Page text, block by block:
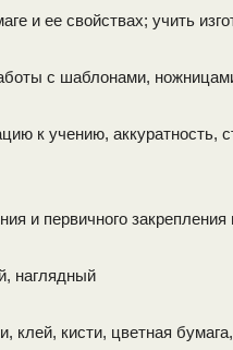
и ее свойствах; учить
с шаблонами,
к учению, аккуратность,
и первичного
наглядный
клей, кисти, цветная